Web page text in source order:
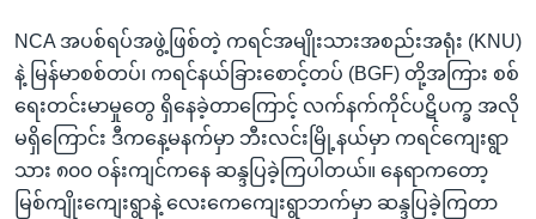
NCA အပစ်ရပ်အဖွဲ့ဖြစ်တဲ့ ကရင်အမျိုးသားအစည်းအရုံး (KNU)
နဲ့ မြန်မာစစ်တပ်၊ ကရင်နယ်ခြားစောင့်တပ် (BGF) တို့အကြား စစ်
ရေးတင်းမာမှုတွေ ရှိနေခဲ့တာကြောင့် လက်နက်ကိုင်ပဋိပက္ခ အလို
မရှိကြောင်း ဒီကနေ့မနက်မှာ ဘီးလင်းမြို့နယ်မှာ ကရင်ကျေးရွာ
သား ၈၀၀ ဝန်းကျင်ကနေ ဆန္ဒပြခဲ့ကြပါတယ်။ နေရာကတော့
မြစ်ကျိုးကျေးရွာနဲ့ လေးကေကျေးရွာဘက်မှာ ဆန္ဒပြခဲ့ကြတာ